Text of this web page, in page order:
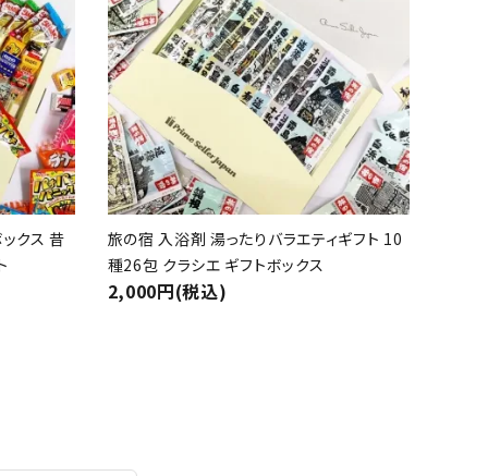
クス 昔
旅の宿 入浴剤 湯ったりバラエティギフト 10
種26包 クラシエ ギフトボックス
2,000円(税込)